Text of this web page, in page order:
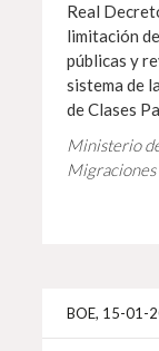
Real
limitación
públicas y
sistema de
de Clases
Ministerio
Migraciones
BOE, 15-01-